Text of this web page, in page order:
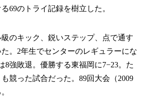
69のトライ記録を樹立した。
のキック、鋭いステップ、点で通す
。2年生でセンターのレギュラーにな
8強敗退。優勝する東福岡に7−23。た
競った試合だった。89回大会（2009